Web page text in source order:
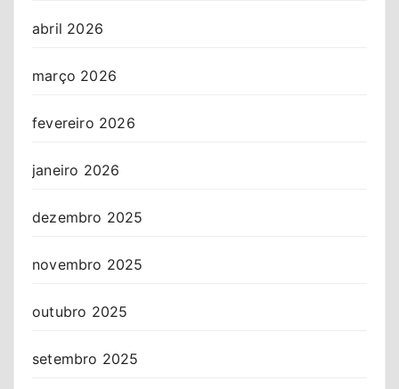
abril 2026
março 2026
fevereiro 2026
janeiro 2026
dezembro 2025
novembro 2025
outubro 2025
setembro 2025